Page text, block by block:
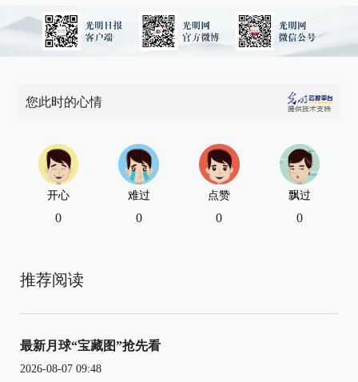
您此时的心情
开心
0
难过
0
点赞
0
飘过
0
推荐阅读
最新月球“宝藏图”抢先看
2026-08-07 09:48